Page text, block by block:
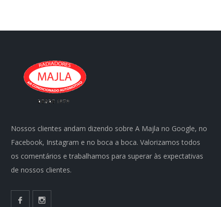
Nossos clientes andam dizendo sobre A Majla no Google, no
Facebook, Instagram e no boca a boca. Valorizamos todos
os comentários e trabalhamos para superar às expectativas
de nossos clientes.